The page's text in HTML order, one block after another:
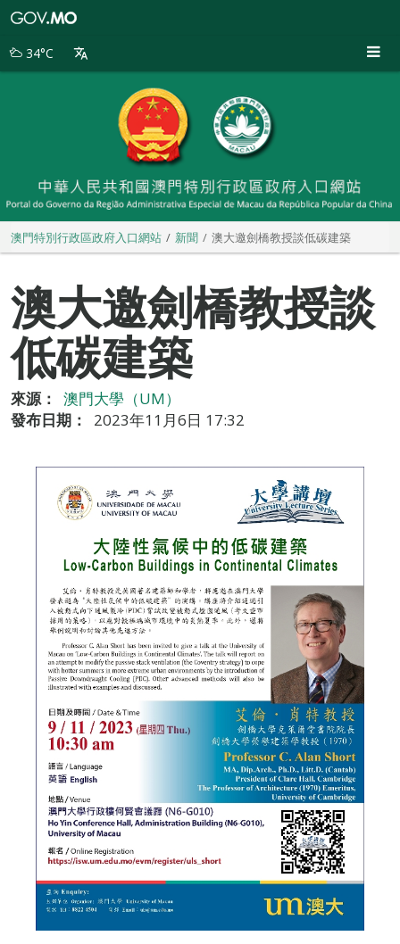
別
34°C
澳門特別行政區政府入口網站 新聞 澳大邀劍橋教授談低碳建築
澳大邀劍橋教授談
低碳建築
來源：
澳門大學（UM）
發布日期：
2023年11月6日 17:32